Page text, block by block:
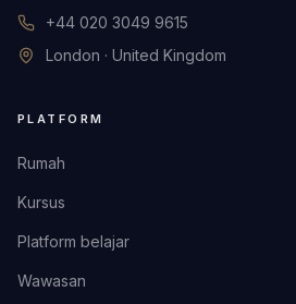
+44 020 3049 9615
London · United Kingdom
PLATFORM
Rumah
Kursus
Platform belajar
Wawasan